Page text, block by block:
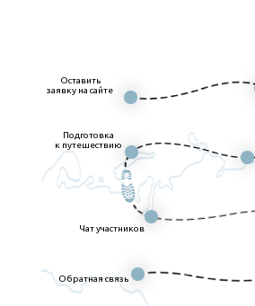
Подготовка
к путешествию
Оставить
заявку на сайте
Чат участников
Обратная связь